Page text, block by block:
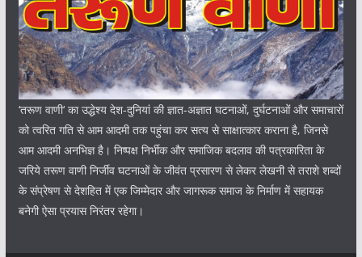
‘तरूण वाणी‘ का उद्धेश्य देश-दुनियां की ज्ञात-अज्ञात घटनाओं, दुर्घटनाओं और समाचारों
को त्वरित गति से आम आदमी तक पहुंचा कर सत्य से साक्षात्कार कराना है, जिनसे
आम आदमी अनभिज्ञ है। निष्पक्ष निर्भीक और समाजिक बदलाव की पत्रकारिता के
जरिये तरूण वाणी निर्जीव घटनाओं के जीवंत प्रसारण से लेकर लेखनी से तराशे शब्दों
के संप्रेषण से देशहित में एक जिम्मेदार और जागरूक समाज के निर्माण में सहायक
बनेगी ऐसा प्रयास निरंतर रहेगा।